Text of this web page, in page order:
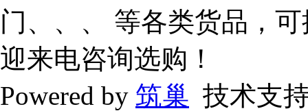
门、、、 等各类货品，
迎来电咨询选购！
Powered by 筑巢 技术支